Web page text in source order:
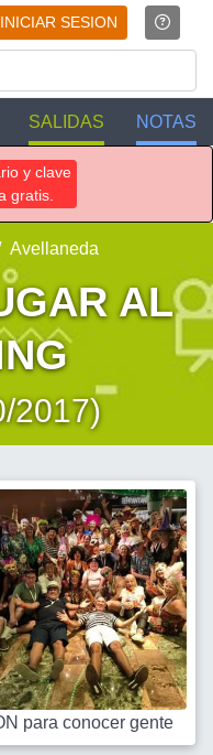
INICIAR SESION
SALIDAS NOTAS
y clave
gratis.
Avellaneda
AL
2017)
para conocer gente